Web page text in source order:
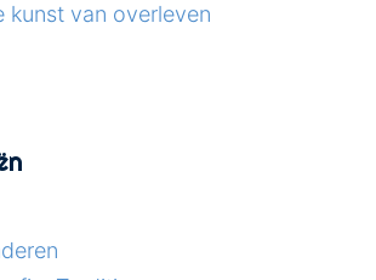
kunst van overleven